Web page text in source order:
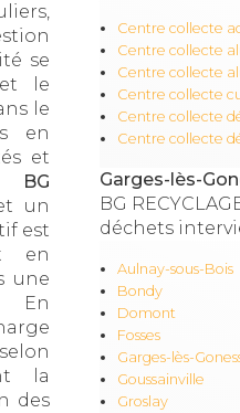
se
le
le
en
et
BG
un
est
en
une
En
la
des
Centre collecte
Centre collecte
Centre collecte
Centre collecte
Centre collecte
Centre collecte
Garges-lès-
BG
déchets
Aulnay-sous-Bois
Bondy
Domont
Fosses
Garges-lès-
Goussainville
Groslay